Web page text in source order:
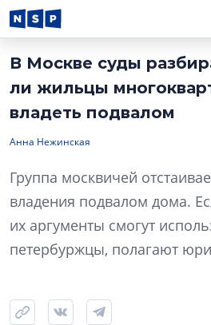
В Москве суды
ли жильцы
владеть подвалом
Анна Нежинская
Группа москвичей
владения подвалом дома.
их аргументы смогут
петербуржцы, полагают